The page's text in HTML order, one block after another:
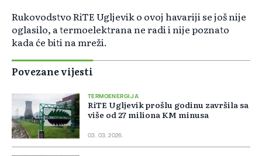
Rukovodstvo RiTE Ugljevik o ovoj havariji se još nije
oglasilo, a termoelektrana ne radi i nije poznato
kada će biti na mreži.
Povezane vijesti
TERMOENERGIJA
RiTE Ugljevik prošlu godinu završila sa
više od 27 miliona KM minusa
03. 03. 2026.